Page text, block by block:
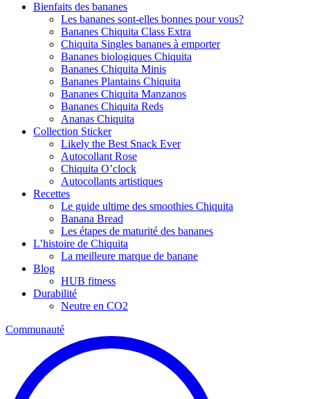
Bienfaits des bananes
Les bananes sont-elles bonnes pour vous?
Bananes Chiquita Class Extra
Chiquita Singles bananes à emporter
Bananes biologiques Chiquita
Bananes Chiquita Minis
Bananes Plantains Chiquita
Bananes Chiquita Manzanos
Bananes Chiquita Reds
Ananas Chiquita
Collection Sticker
Likely the Best Snack Ever
Autocollant Rose
Chiquita O’clock
Autocollants artistiques
Recettes
Le guide ultime des smoothies Chiquita
Banana Bread
Les étapes de maturité des bananes
L’histoire de Chiquita
La meilleure marque de banane
Blog
HUB fitness
Durabilité
Neutre en CO2
Communauté